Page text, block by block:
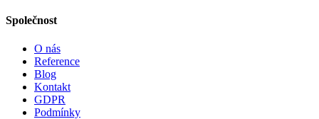
Společnost
O nás
Reference
Blog
Kontakt
GDPR
Podmínky